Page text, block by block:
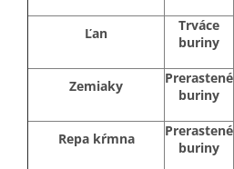
Ľan
Trváce
buriny
Zemiaky
Prerastené
buriny
Repa kŕmna
Prerastené
buriny